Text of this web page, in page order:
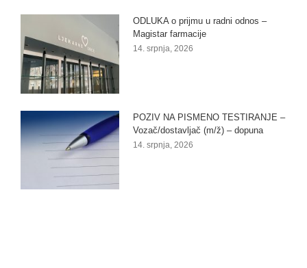
ODLUKA o prijmu u radni odnos –
Magistar farmacije
14. srpnja, 2026
POZIV NA PISMENO TESTIRANJE –
Vozač/dostavljač (m/ž) – dopuna
14. srpnja, 2026